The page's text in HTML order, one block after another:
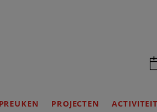
PROJECTEN